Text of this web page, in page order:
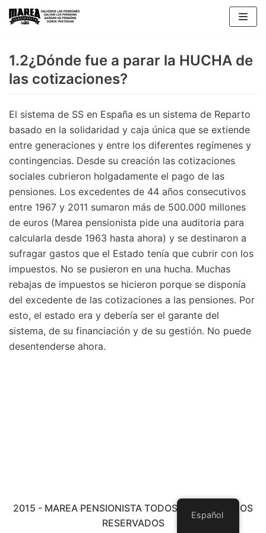
Saltar
1.2¿Dónde fue a parar la HUCHA de
las cotizaciones?
El sistema de SS en España es un sistema de Reparto
basado en la solidaridad y caja única que se extiende
entre generaciones y entre los diferentes regímenes y
contingencias. Desde su creación las cotizaciones
sociales cubrieron holgadamente el pago de las
pensiones. Los excedentes de 44 años consecutivos
entre 1967 y 2011 sumaron más de 500.000 millones
de euros (Marea pensionista pide una auditoria para
calcularla desde 1963 hasta ahora) y se destinaron a
sufragar gastos que el Estado tenía que cubrir con los
impuestos. No se pusieron en una hucha. Muchas
rebajas de impuestos se hicieron porque se disponía
del excedente de las cotizaciones a las pensiones. Por
esto, el estado era y debería ser el garante del
sistema, de su financiación y de su gestión. No puede
desentenderse ahora.
2015 - MAREA PENSIONISTA TODOS LOS DERECHOS
RESERVADOS
Español